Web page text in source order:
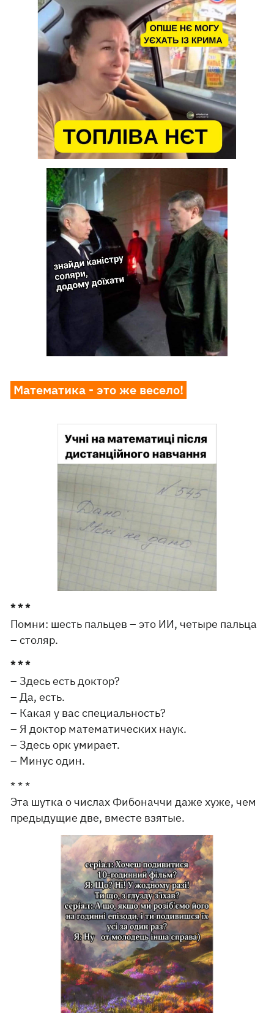
Математика - это же весело!
* * *
Помни: шесть пальцев – это ИИ, четыре пальца
– столяр.
* * *
– Здесь есть доктор?
– Да, есть.
– Какая у вас специальность?
– Я доктор математических наук.
– Здесь орк умирает.
– Минус один.
* * *
Эта шутка о числах Фибоначчи даже хуже, чем
предыдущие две, вместе взятые.